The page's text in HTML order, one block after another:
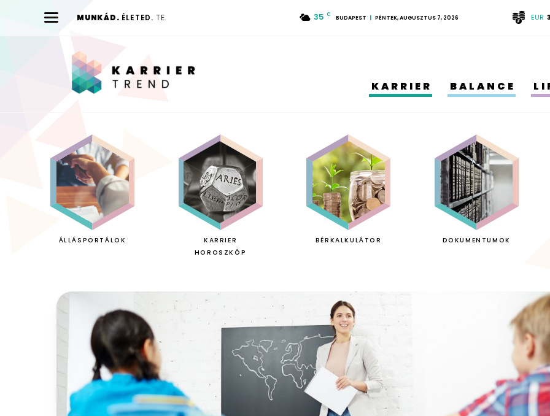
MUNKÁD. ÉLETED. TE. 35 C BUDAPEST PÉNTEK, AUGUSZTUS 7, 2026 EUR
KARRIER BALANCE
ÁLLÁSPORTÁLOK
KARRIER
HOROSZKÓP
BÉRKALKULÁTOR DOKUMENTUMOK